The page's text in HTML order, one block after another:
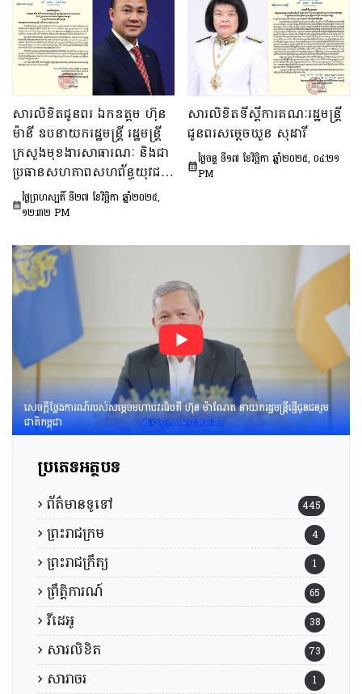
សារលិខិតជូនពរ ឯកឧត្តម ហ៊ុន
ម៉ានី ឧបនាយករដ្ឋមន្ត្រី រដ្ឋមន្ត្រី
ក្រសួងមុខងារសាធារណៈ និងជា
ប្រធានសហភាពសហព័ន្ធយុវជន
កម្ពុជា នៅក្នុងឱកាសខួបចម្រើន
ជន្មាយុ
ថ្ងៃព្រហស្បតិ៍ ទី២៧ ខែវិច្ឆិកា ឆ្នាំ២០២៥,
១២:៣២ PM
សារលិខិតទីស្តីការគណៈរដ្ឋមន្រ្តី
ជូនពរសម្តេចឃួន សុដារី
ថ្ងៃចន្ទ ទី១៧ ខែវិច្ឆិកា ឆ្នាំ២០២៥, ០៤:២១
PM
សេចក្តីថ្លែងការណ៍របស់សម្តេចមហាបវរធិបតី ហ៊ុន ម៉ាណែត នាយករដ្ឋមន្រ្តីផ្ញើជូនជនរួម
ជាតិកម្ពុជា
ប្រភេទអត្ថបទ
ព័ត៌មានទូទៅ 445
ព្រះរាជក្រម 4
ព្រះរាជក្រឹត្យ 1
ព្រឹត្តិការណ៍ 65
វីដេអូ 38
សារលិខិត 73
សារាចរ 1